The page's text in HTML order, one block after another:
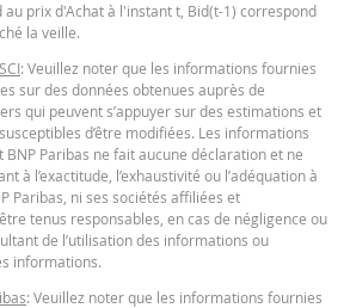
CSV
au prix d'Achat à l'instant t, Bid(t-1) correspond
la veille.
: Veuillez noter que les informations fournies
sur des données obtenues auprès de
qui peuvent s’appuyer sur des estimations et
d’être modifiées. Les informations
BNP Paribas ne fait aucune déclaration et ne
à l’exactitude, l’exhaustivité ou l’adéquation à
Paribas, ni ses sociétés affiliées et
tenus responsables, en cas de négligence ou
de l’utilisation des informations ou
informations.
: Veuillez noter que les informations fournies